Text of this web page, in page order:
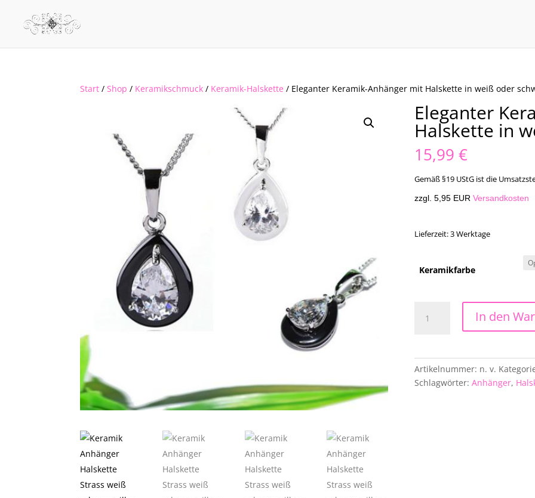
Start /Shop / Keramikschmuck / Keramik-Halskette / Eleganter Keramik-Anhänger mit Halskette in weiß oder
Eleganter
Halskette in
15,99 €
Gemäß §19 UStG ist die
zzgl. 5,95 EUR Versandkosten
Lieferzeit:3 Werktage
Keramikfarbe
Keramik-
Halskette
In den
Artikelnummer: n. v.
Schlagwörter: Anhänger,